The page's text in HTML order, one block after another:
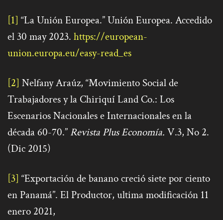
[1] “La Unión Europea.” Unión Europea. Accedido
el 30 may 2023. https://european-
union.europa.eu/easy-read_es
[2] Nelfany Araúz, “Movimiento Social de
Trabajadores y la Chiriquí Land Co.: Los
Escenarios Nacionales e Internacionales en la
década 60-70.” Revista Plus Economía. V.3, No 2.
(Dic 2015)
[3] “Exportación de banano creció siete por ciento
en Panamá”. El Productor, ultima modificación 11
enero 2021,